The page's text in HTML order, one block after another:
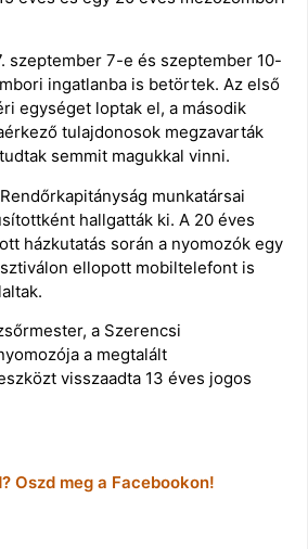
szeptember 7-e és szeptember 10-
ingatlanba is betörtek. Az első
egységet loptak el, a második
tulajdonosok megzavarták
semmit magukkal vinni.
munkatársai
hallgatták ki. A 20 éves
házkutatás során a nyomozók egy
ellopott mobiltelefont is
a Szerencsi
a megtalált
visszaadta 13 éves jogos
Oszd meg a Facebookon!